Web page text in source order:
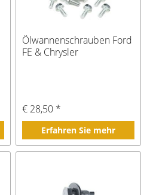
Ölwannenschrauben Ford
FE & Chrysler
€ 28,50 *
Erfahren Sie mehr